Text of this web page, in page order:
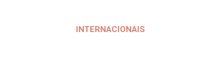
INTERNACIONAIS